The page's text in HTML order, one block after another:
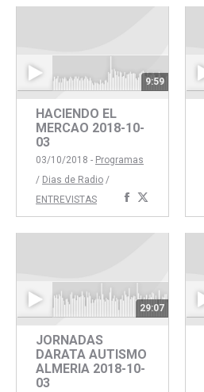
Facebook
Twitter
9:59
HACIENDO EL
MERCAO 2018-10-
03
03/10/2018 - Programas
/ Dias de Radio /
ENTREVISTAS
Compartir
con
Facebook
con
Twitter
29:07
JORNADAS
DARATA AUTISMO
ALMERIA 2018-10-
03